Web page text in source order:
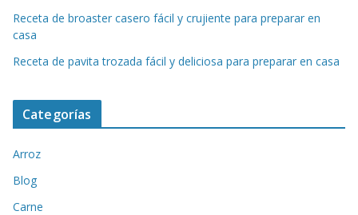
Receta de broaster casero fácil y crujiente para preparar en
casa
Receta de pavita trozada fácil y deliciosa para preparar en casa
Categorías
Arroz
Blog
Carne